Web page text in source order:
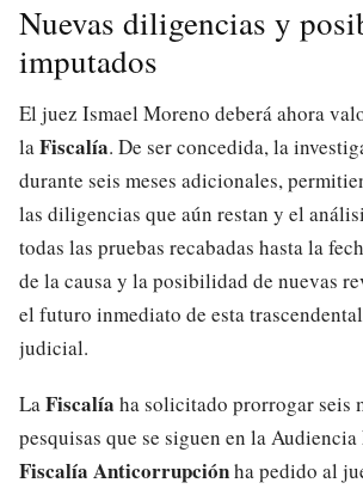
Nuevas diligencias y
imputados
El juez Ismael Moreno deberá ahora
laFiscalía. De ser concedida, la
durante seis meses adicionales,
las diligencias que aún restan y el
todas las pruebas recabadas hasta la
de la causa y la posibilidad de nuevas
el futuro inmediato de esta
judicial.
LaFiscalía ha solicitado prorrogar seis
pesquisas que se siguen en la
Fiscalía Anticorrupciónha pedido al